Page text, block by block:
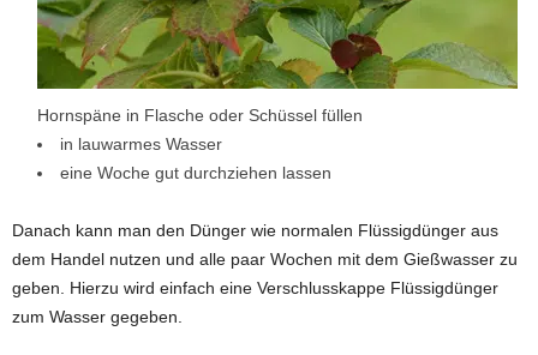
Hornspäne in Flasche oder Schüssel füllen
in lauwarmes Wasser
eine Woche gut durchziehen lassen
Danach kann man den Dünger wie normalen Flüssigdünger aus
dem Handel nutzen und alle paar Wochen mit dem Gießwasser zu
geben. Hierzu wird einfach eine Verschlusskappe Flüssigdünger
zum Wasser gegeben.